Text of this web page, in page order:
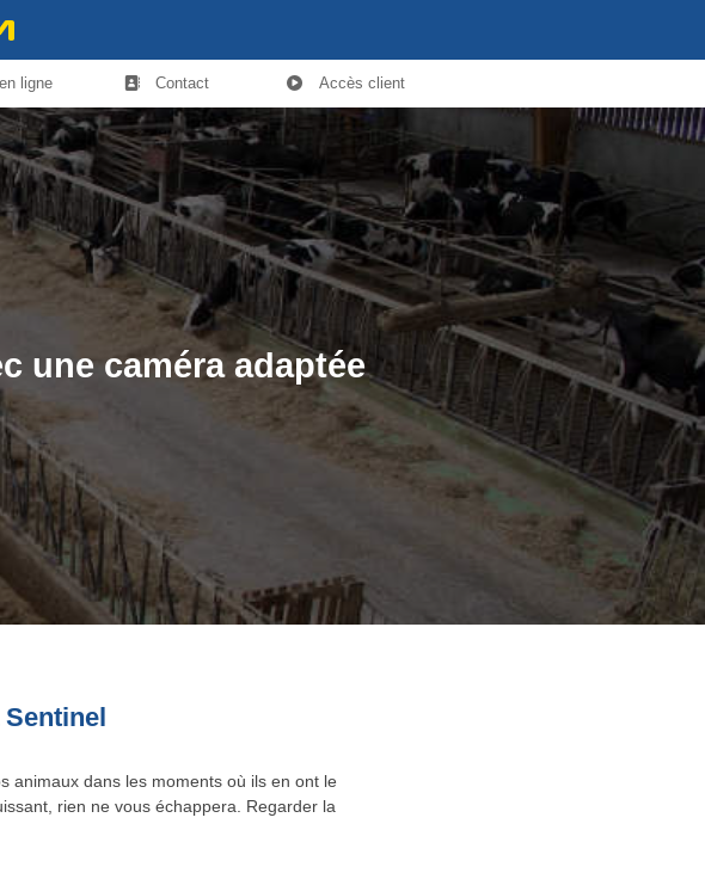
ligne Contact Accès client
une caméra adaptée
animaux dans les moments où ils en ont le
rien ne vous échappera. Regarder la